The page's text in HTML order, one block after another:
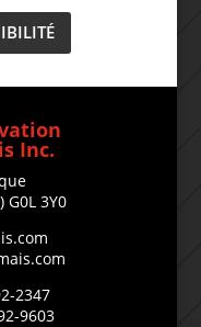
Inc.
G0L 3Y0
2347
9603